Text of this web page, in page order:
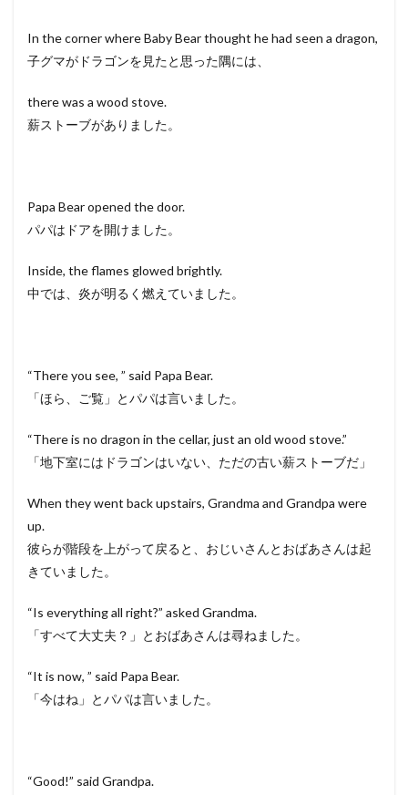
In the corner where Baby Bear thought he had seen a dragon,
子グマがドラゴンを見たと思った隅には、
there was a wood stove.
薪ストーブがありました。
Papa Bear opened the door.
パパはドアを開けました。
Inside, the flames glowed brightly.
中では、炎が明るく燃えていました。
“There you see, ” said Papa Bear.
「ほら、ご覧」とパパは言いました。
“There is no dragon in the cellar, just an old wood stove.”
「地下室にはドラゴンはいない、ただの古い薪ストーブだ」
When they went back upstairs, Grandma and Grandpa were
up.
彼らが階段を上がって戻ると、おじいさんとおばあさんは起
きていました。
“Is everything all right?” asked Grandma.
「すべて大丈夫？」とおばあさんは尋ねました。
“It is now, ” said Papa Bear.
「今はね」とパパは言いました。
“Good!” said Grandpa.